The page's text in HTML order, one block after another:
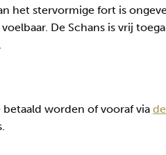
het stervormige fort is
De Schans is vrij
betaald worden of vooraf via de